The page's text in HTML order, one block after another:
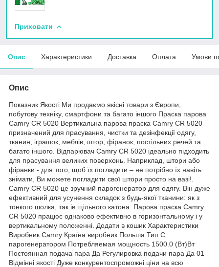
Приховати
Опис Характеристики Доставка Оплата Умови
Опис
Показник Якості Ми продаємо якісні товари з Європи,
побутову техніку, смартфони та багато іншого Праска парова
Camry CR 5020 Вертикальна парова праска Camry CR 5020
призначений для прасування, чистки та дезінфекції одягу,
тканин, іграшок, меблів, штор, фіранок, постільних речей та
багато іншого. Відпарювач Camry CR 5020 ідеально підходить
для прасування великих поверхонь. Наприклад, штори або
фіранки - для того, щоб їх погладити – не потрібно їх навіть
знімати, Ви можете погладити свої штори просто на вазі!.
Camry CR 5020 це зручний парогенератор для одягу. Він дуже
ефективний для усунення складок з будь-якої тканини: як з
тонкого шолка, так ів щільного катона. Парова праска Camry
CR 5020 працює однаково ефективно в горизонтальному і у
вертикальному положенні. Додати в кошик Характеристики
Виробник Camry Країна виробник Польша Тип С
парогенератором Потребляемая мощность 1500.0 (Вт)Вт
Постоянная подача пара Да Регулировка подачи пара Да 01
Відмінні якості Дуже конкурентоспроможні ціни на всю